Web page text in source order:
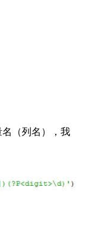
（列名），我